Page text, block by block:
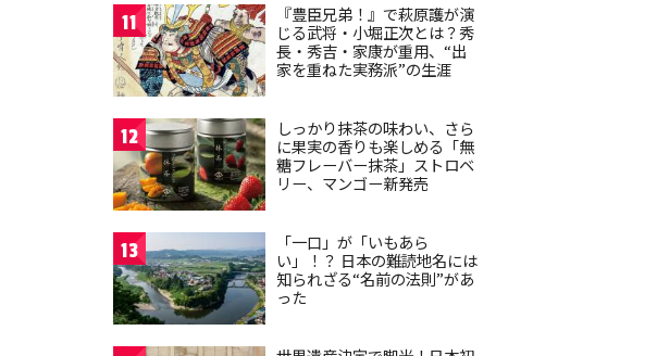
11
『豊臣兄弟！』で萩原護が演
じる武将・小堀正次とは？秀
長・秀吉・家康が重用、“出
家を重ねた実務派”の生涯
12
しっかり抹茶の味わい、さら
に果実の香りも楽しめる「無
糖フレーバー抹茶」ストロベ
リー、マンゴー新発売
13
「一口」が「いもあら
い」！？ 日本の難読地名には
知られざる“名前の法則”があ
った